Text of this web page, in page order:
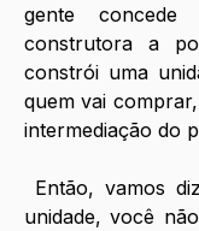
gente
construtora a
constrói uma
quem vai
intermediação do
Então, vamos
unidade, você